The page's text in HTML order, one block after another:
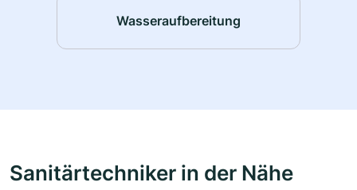
Wasseraufbereitung
Sanitärtechniker in der Nähe